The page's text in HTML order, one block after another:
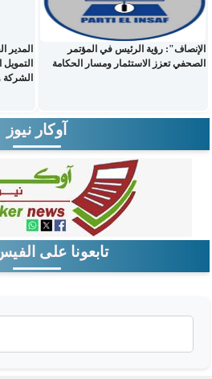
الإنصاف": رؤية الرئيس في المؤتمر
الصحفي تعزز الاستثمار ومسار الحكامة
المدير
الشركة
آوكار نيوز
تابعونا على
‏بحث ‏